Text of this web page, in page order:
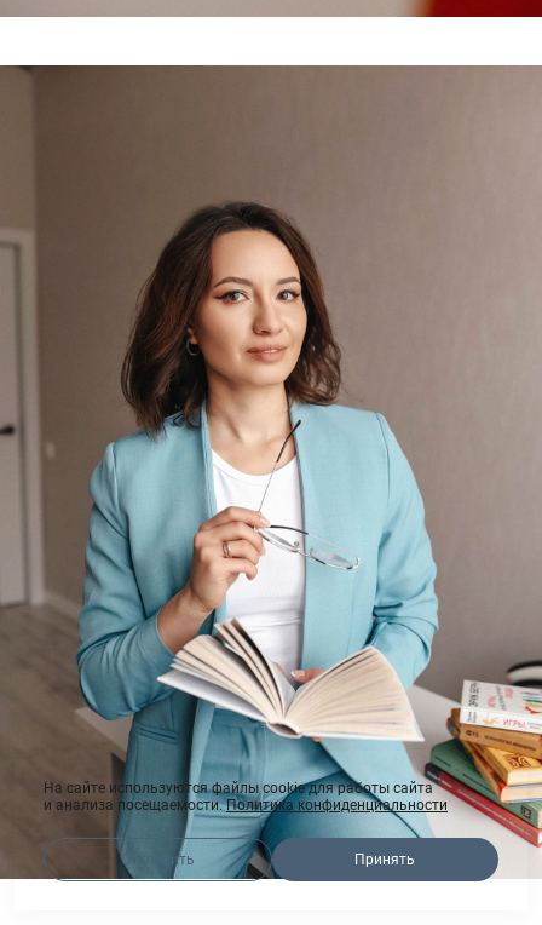
На сайте используются файлы cookie для работы сайта
и анализа посещаемости.Политика конфиденциальности
Отклонить Принять